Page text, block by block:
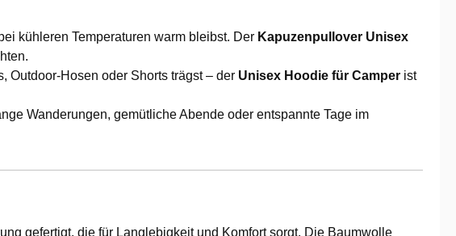
kühleren Temperaturen warm bleibst. Der Kapuzenpullover Unisex
Outdoor-Hosen oder Shorts trägst – der Unisex Hoodie für Camper ist
Wanderungen, gemütliche Abende oder entspannte Tage im
gefertigt, die für Langlebigkeit und Komfort sorgt. Die Baumwolle